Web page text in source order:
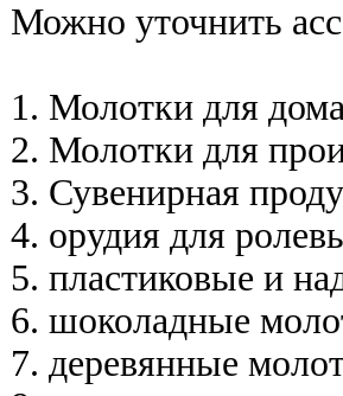
Можно уточнить
1. Молотки для
2. Молотки для
3. Сувенирная
4. орудия для
5. пластиковые и
6. шоколадные
7. деревянные